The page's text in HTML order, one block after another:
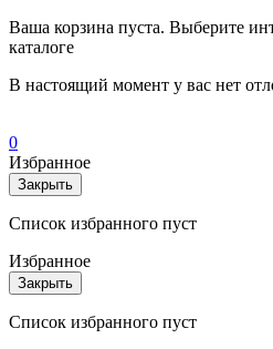
Ваша корзина пуста. Выберите
каталоге
В настоящий момент у вас нет
0
Избранное
Закрыть
Список избранного пуст
Избранное
Закрыть
Список избранного пуст